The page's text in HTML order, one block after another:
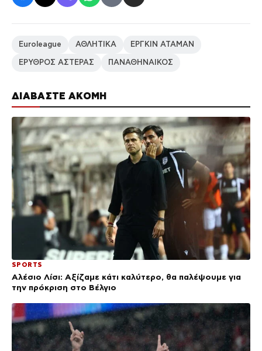
ΔΙΑΒΑΣΤΕ ΑΚΟΜΗ
SPORTS
Αλέσιο Λίσι: Αξίζαμε κάτι καλύτερο, θα παλέψουμε για
την πρόκριση στο Βέλγιο
Euroleague ΑΘΛΗΤΙΚΑ ΕΡΓΚΙΝ ΑΤΑΜΑΝ
ΕΡΥΘΡΟΣ ΑΣΤΕΡΑΣ ΠΑΝΑΘΗΝΑΙΚΟΣ